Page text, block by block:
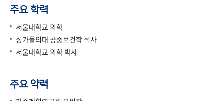
주요 학력
서울대학교 의학
싱가폴의대 공중보건학 석사
서울대학교 의학 박사
주요 약력